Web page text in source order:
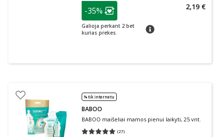
patarimas
Lojalumo klubo narių nuolaida
-35%
Galioja perkant 2 bet
kurias prekes.
patarimas
2,19 €
% tik internetu
BABOO
BABOO maišeliai mamos pienui laikyti, 25 vnt.
(27)
Vidutinis įvertinimas 5.00